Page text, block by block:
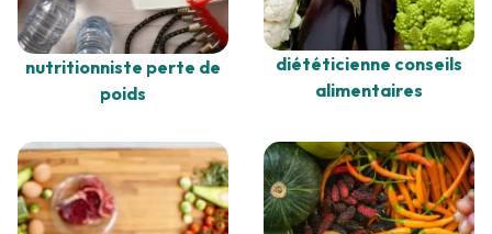
nutritionniste perte de
poids
diététicienne conseils
alimentaires